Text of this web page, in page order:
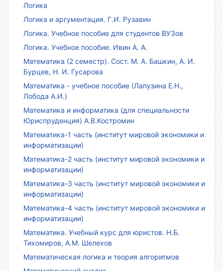
Логика
Логика и аргументация. Г.И. Рузавин
Логика. Учебное пособие для студентов ВУЗов
Логика. Учебное пособие. Ивин А. А.
Математика (2 семестр). Сост. М. А. Башкин, А. И.
Бурцев, Н. И. Гусарова
Математика - учебное пособие (Лапузина Е.Н.,
Лобода А.И.)
Математика и информатика (для специальности
Юриспруденция) А.В.Костромин
Математика-1 часть (институт мировой экономики и
информатизации)
Математика-2 часть (институт мировой экономики и
информатизации)
Математика-3 часть (институт мировой экономики и
информатизации)
Математика-4 часть (институт мировой экономики и
информатизации)
Математика. Учебный курс для юристов. Н.Б.
Тихомиров, А.М. Шелехов
Математическая логика и теория алгоритмов